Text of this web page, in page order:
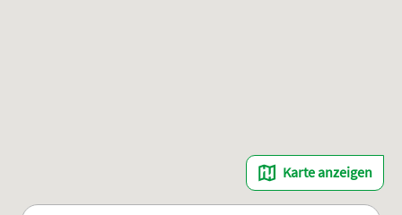
Karte anzeigen